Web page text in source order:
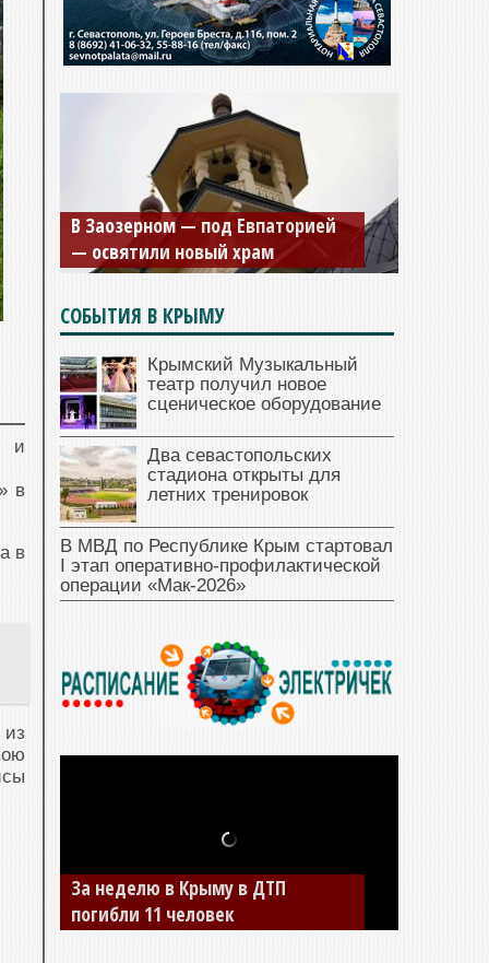
и
в
в
В Заозерном — под Евпаторией
— освятили новый храм
СОБЫТИЯ В КРЫМУ
Крымский Музыкальный
театр получил новое
сценическое оборудование
Два севастопольских
стадиона открыты для
летних тренировок
В МВД по Республике Крым стартовал
I этап оперативно‑профилактической
операции «Мак‑2026»
За неделю в Крыму в ДТП
погибли 11 человек